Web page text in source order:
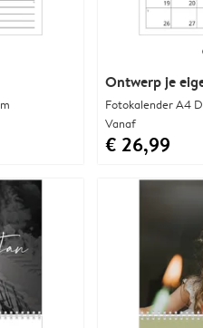
Ontwerp je
Fotokalender A4
Vanaf
€ 26,99